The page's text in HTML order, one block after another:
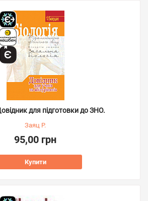
для підготовки до ЗНО.
Заяц Р.
95,00 грн
Купити